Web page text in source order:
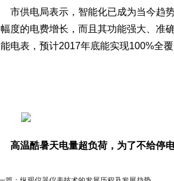
市供电局表示，智能化已成为当今趋
度的电费增长，而且其功能强大、准
电表，预计2017年底能实现100%全覆
高温酷暑天电量超负荷 ，为了不给停